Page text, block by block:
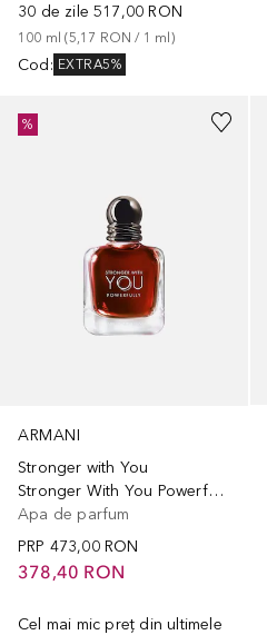
30 de zile 517,00 RON
100 ml (5,17 RON / 1 ml )
Cod : EXTRA5%
ARMANI
Stronger with You
Stronger With You Powerfully Eau de Parfum
Apa de parfum
PRP 473,00 RON
378,40 RON
Cel mai mic preț din ultimele
%